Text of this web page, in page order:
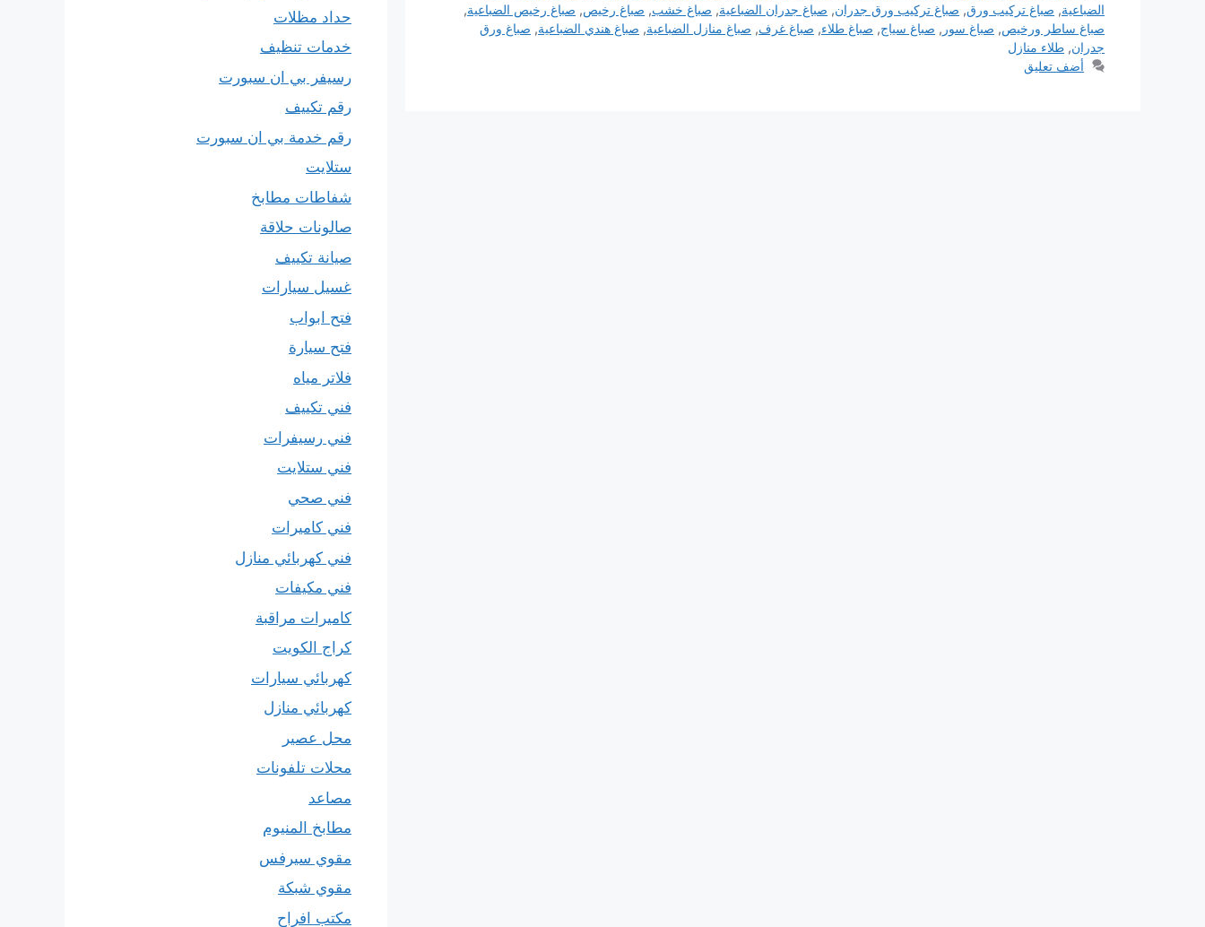
الضباعية, صباغ تركيب ورق, صباغ تركيب ورق جدران, صباغ جدران الضباعية, صباغ خشب, صباغ رخيص, صباغ رخيص الضباعية,
صباغ ساطر ورخيص, صباغ سور , صباغ سياج, صباغ طلاء, صباغ غرف, صباغ منازل الضباعية, صباغ هندي الضباعية, صباغ ورق
جدران, طلاء منازل
أضف تعليق
حداد مظلات
خدمات تنظيف
رسيفر بي ان سبورت
رقم تكييف
رقم خدمة بي ان سبورت
ستلايت
شفاطات مطابخ
صالونات حلاقة
صيانة تكييف
غسيل سيارات
فتح ابواب
فتح سيارة
فلاتر مياه
فني تكييف
فني رسيفرات
فني ستلايت
فني صحي
فني كاميرات
فني كهربائي منازل
فني مكيفات
كاميرات مراقبة
كراج الكويت
كهربائي سيارات
كهربائي منازل
محل عصير
محلات تلفونات
مصاعد
مطابخ المنيوم
مقوي سيرفس
مقوي شبكة
مكتب افراح